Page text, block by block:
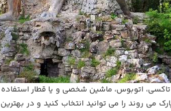
تاکسی، اتوبوس، ماشین شخصی و یا قطار
روند را می توانید انتخاب کنید و در بهترین